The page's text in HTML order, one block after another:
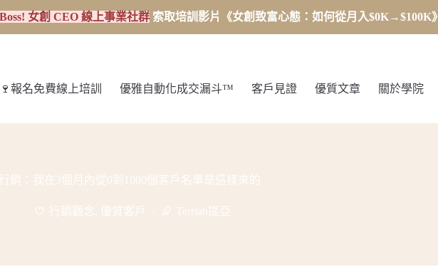
女創 CEO 線上事業社群 索取培訓影片《女創致富心態：如何從月入$0K→$100K》
🍷報名免費線上培訓 優雅自動化成交漏斗™ 客戶見證 優質文章 關於學院
銷：我在3個月內從0到1000個客戶名單是這樣來的
行銷觀念 優質客戶 Terriah提亞